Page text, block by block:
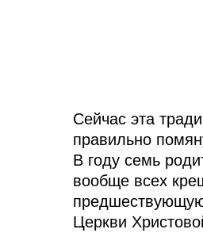
Сейчас эта
правильно
В году семь
вообще всех
Церкви